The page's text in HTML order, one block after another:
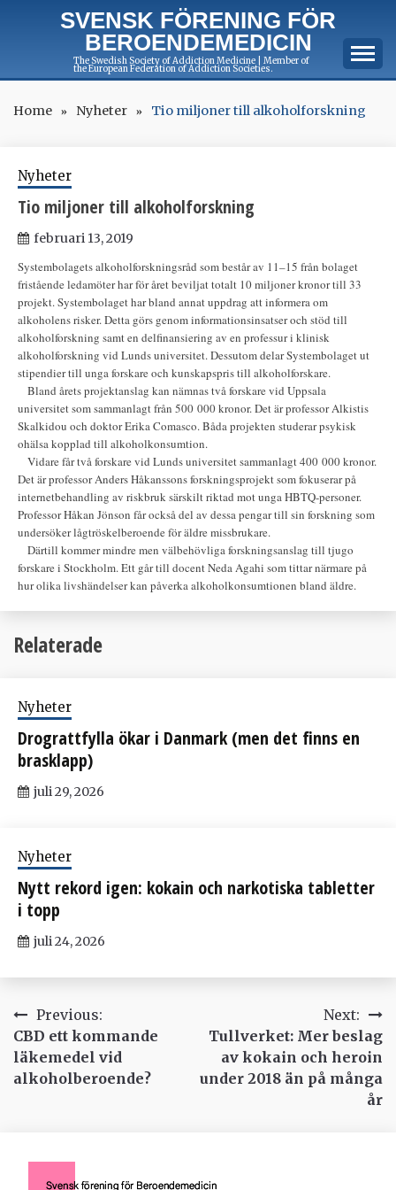
SVENSK FÖRENING FÖR
BEROENDEMEDICIN
The Swedish Society of Addiction Medicine | Member of
the European Federation of Addiction Societies.
Home Nyheter Tio miljoner till alkoholforskning
Nyheter
Tio miljoner till alkoholforskning
februari 13, 2019
Systembolagets alkoholforskningsråd som består av 11–15 från bolaget
fristående ledamöter har för året beviljat totalt 10 miljoner kronor till 33
projekt. Systembolaget har bland annat uppdrag att informera om
alkoholens risker. Detta görs genom informationsinsatser och stöd till
alkoholforskning samt en delfinansiering av en professur i klinisk
alkoholforskning vid Lunds universitet. Dessutom delar Systembolaget ut
stipendier till unga forskare och kunskapspris till alkoholforskare.
Bland årets projektanslag kan nämnas två forskare vid Uppsala
universitet som sammanlagt från 500 000 kronor. Det är professor Alkistis
Skalkidou och doktor Erika Comasco. Båda projekten studerar psykisk
ohälsa kopplad till alkoholkonsumtion.
Vidare får två forskare vid Lunds universitet sammanlagt 400 000 kronor.
Det är professor Anders Håkanssons forskningsprojekt som fokuserar på
internetbehandling av riskbruk särskilt riktad mot unga HBTQ-personer.
Professor Håkan Jönson får också del av dessa pengar till sin forskning som
undersöker lågtröskelberoende för äldre missbrukare.
Därtill kommer mindre men välbehövliga forskningsanslag till tjugo
forskare i Stockholm. Ett går till docent Neda Agahi som tittar närmare på
hur olika livshändelser kan påverka alkoholkonsumtionen bland äldre.
Relaterade
Nyheter
Drograttfylla ökar i Danmark (men det finns en
brasklapp)
juli 29, 2026
Nyheter
Nytt rekord igen: kokain och narkotiska tabletter
i topp
juli 24, 2026
Inläggsnavigering
Previous:
CBD ett kommande
läkemedel vid
alkoholberoende?
Next:
Tullverket: Mer beslag
av kokain och heroin
under 2018 än på många
år